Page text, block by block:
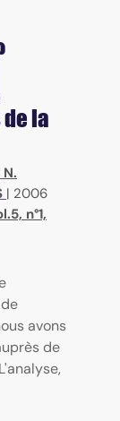
la
N.
| 2006
n°1,
avons
de